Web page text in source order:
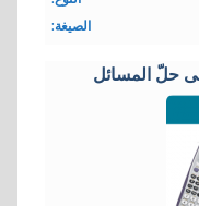
الصيغة: